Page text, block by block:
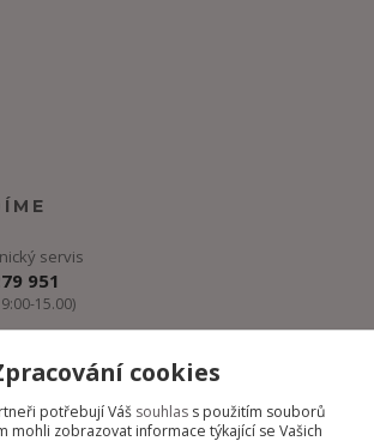
servis
951
15.00)
cookies
potřebují Váš souhlas s použitím souborů
mohli zobrazovat informace týkající se Vašich